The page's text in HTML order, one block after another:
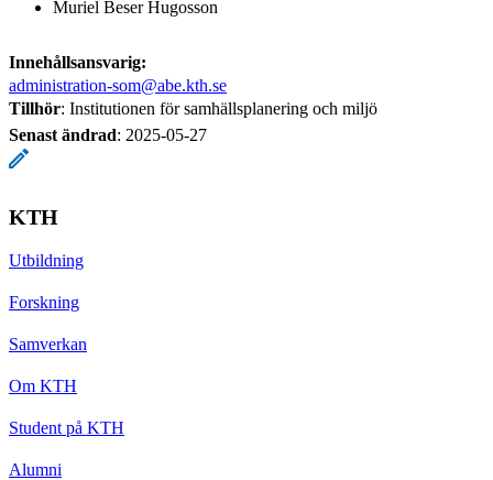
Muriel Beser Hugosson
Innehållsansvarig:
administration-som@abe.kth.se
Tillhör: Institutionen för samhällsplanering och miljö
Senast ändrad: 2025-05-27
KTH
Utbildning
Forskning
Samverkan
Om KTH
Student på KTH
Alumni